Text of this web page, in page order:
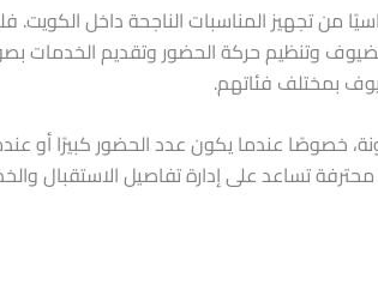
من تجهيز المناسبات الناجحة داخل
وتنظيم حركة الحضور وتقديم الخدمات
بمختلف فئاتهم.
خصوصًا عندما يكون عدد الحضور كبيرًا
تساعد على إدارة تفاصيل